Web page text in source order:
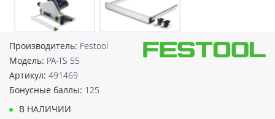
Производитель: Festool
Модель: PA-TS 55
Артикул: 491469
Бонусные баллы: 125
В НАЛИЧИИ